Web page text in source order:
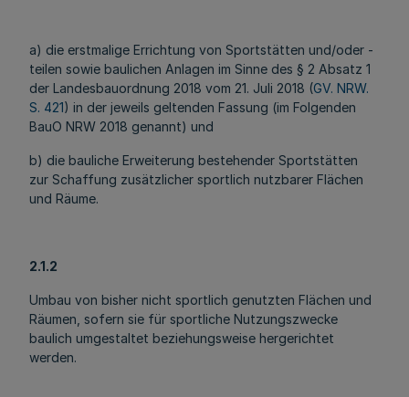
a) die erstmalige Errichtung von Sportstätten und/oder -
teilen sowie baulichen Anlagen im Sinne des § 2 Absatz 1
der Landesbauordnung 2018 vom 21. Juli 2018 (GV. NRW.
S. 421) in der jeweils geltenden Fassung (im Folgenden
BauO NRW 2018 genannt) und
b) die bauliche Erweiterung bestehender Sportstätten
zur Schaffung zusätzlicher sportlich nutzbarer Flächen
und Räume.
2.1.2
Umbau von bisher nicht sportlich genutzten Flächen und
Räumen, sofern sie für sportliche Nutzungszwecke
baulich umgestaltet beziehungsweise hergerichtet
werden.